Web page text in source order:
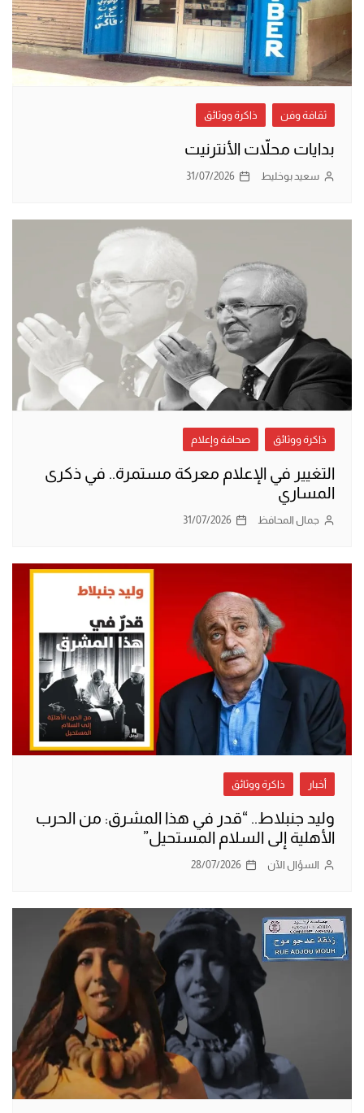
ثقافة وفن ذاكرة ووثائق
بدايات محلاّت الأنترنيت
سعيد بوخليط 31/07/2026
ذاكرة ووثائق صحافة وإعلام
التغيير في الإعلام معركة مستمرة.. في ذكرى
المساري
جمال المحافظ 31/07/2026
أخبار ذاكرة ووثائق
وليد جنبلاط.. “قدر في هذا المشرق: من الحرب
الأهلية إلى السلام المستحيل”
السؤال الآن 28/07/2026